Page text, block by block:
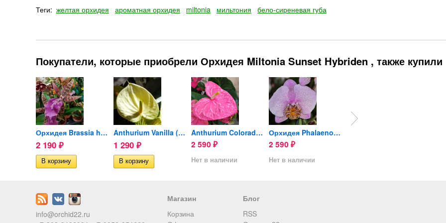
Теги: желтая орхидея ароматная орхидея miltonia мильтония бело-сиреневая губа
Покупатели, которые приобрели Орхидея Miltonia Sunset Hybriden , также купили
Орхидея Brassia hybrid...
2 190 ₽
Anthurium Vanilla (отцвел)
1 290 ₽
Anthurium Colorado (отцвёл)
2 590 ₽
Нет в наличии
Орхидея Phalaenopsis...
2 590 ₽
Нет в наличии
info@orchid22.ru
Магазин
Корзина
Блог
RSS